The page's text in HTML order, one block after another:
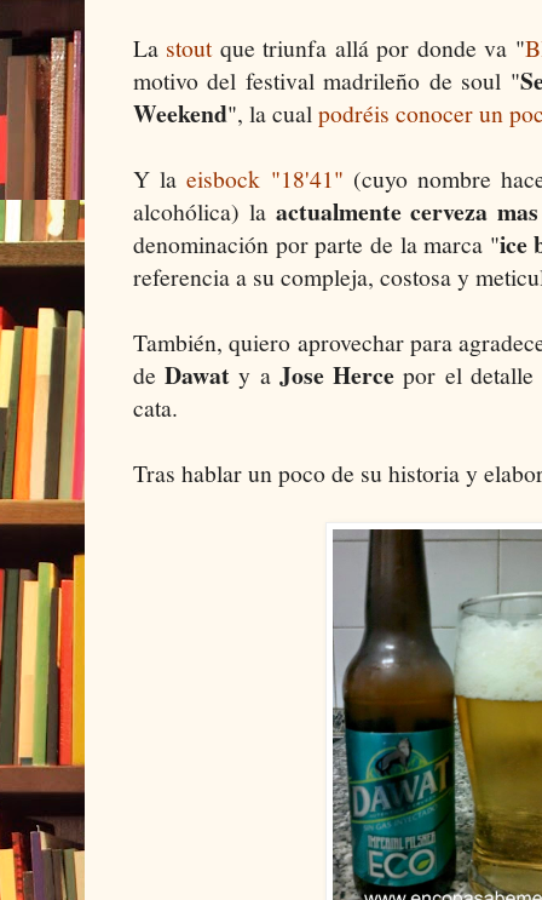
La stoutque triunfa allá por donde va "
motivo del festival madrileño de soul "
Weekend", la cualpodréis conocer un
Y laeisbock "18'41" (cuyo nombre
alcohólica) la actualmente cerveza
denominación por parte de la marca "ice
referencia a su compleja, costosa y
También, quiero aprovechar para
deDawat y a Jose Herce por el
cata.
Tras hablar un poco de su historia y